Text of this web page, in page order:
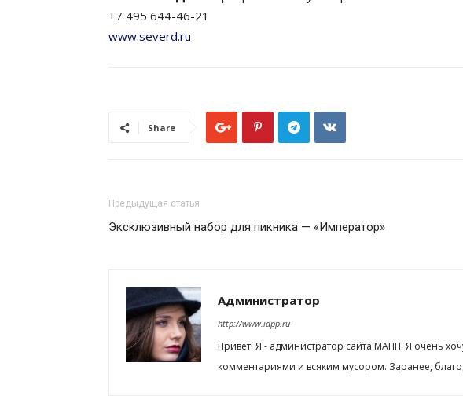
+7 495 644-46-21
www.severd.ru
Share
Предыдущая статья
Эксклюзивный набор для пикника — «Император»
Администратор
http://www.iapp.ru
Привет! Я - администратор сайта МАПП. Я очень
комментариями и всяким мусором. Заранее,